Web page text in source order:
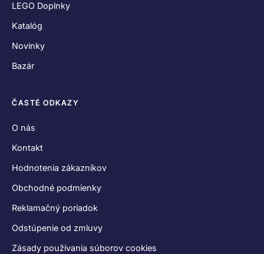
LEGO Doplnky
Katalóg
Novinky
Bazár
ČASTÉ ODKAZY
O nás
Kontakt
Hodnotenia zákazníkov
Obchodné podmienky
Reklamačný poriadok
Odstúpenie od zmluvy
Zásady používania súborov cookies